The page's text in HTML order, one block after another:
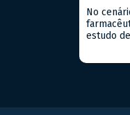
No
estudo